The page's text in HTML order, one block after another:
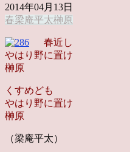
2014年04月13日
春梁庵平太榊原
春近し
やはり野に置け
榊原
くすめども
やはり野に置け
榊原
（梁庵平太）